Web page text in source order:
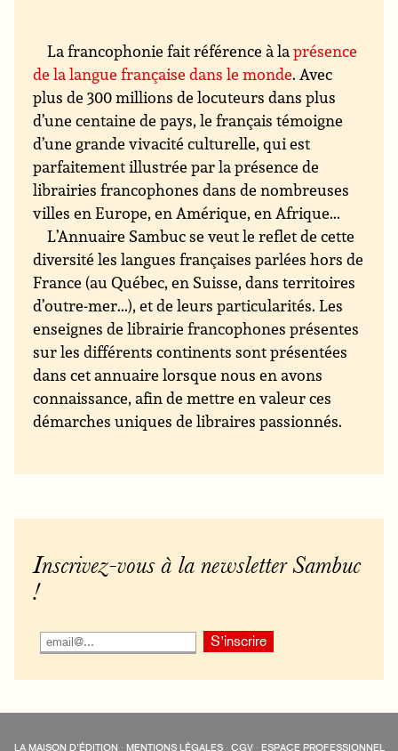
La francophonie fait référence à laprésence
de la langue française dans le monde. Avec
plus de 300 millions de locuteurs dans plus
d’une centaine de pays, le français témoigne
d’une grande vivacité culturelle, qui est
parfaitement illustrée par la présence de
librairies francophones dans de nombreuses
villes en Europe, en Amérique, en Afrique...
L’Annuaire Sambuc se veut le reflet de cette
diversité les langues françaises parlées hors de
France (au Québec, en Suisse, dans territoires
d’outre-mer...), et de leurs particularités. Les
enseignes de librairie francophones présentes
sur les différents continents sont présentées
dans cet annuaire lorsque nous en avons
connaissance, afin de mettre en valeur ces
démarches uniques de libraires passionnés.
Inscrivez-vous à la newsletter Sambuc
!
LA MAISON D’ÉDITION · MENTIONS LÉGALES· CGV· ESPACE PROFESSIONNEL